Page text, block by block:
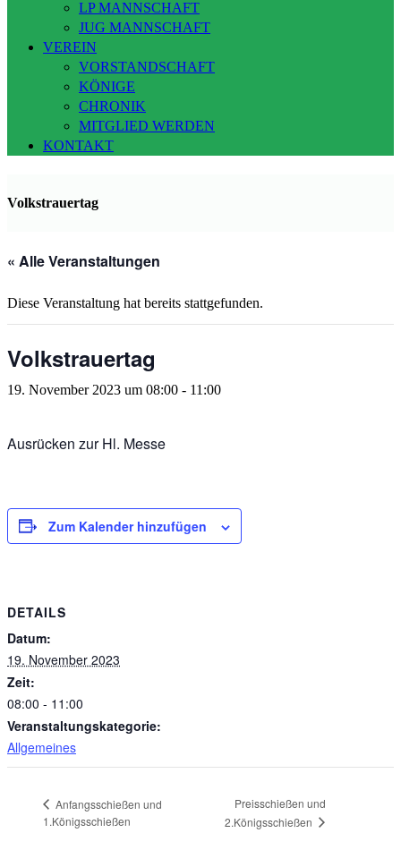
LP MANNSCHAFT
JUG MANNSCHAFT
VEREIN
VORSTANDSCHAFT
KÖNIGE
CHRONIK
MITGLIED WERDEN
KONTAKT
Volkstrauertag
« Alle Veranstaltungen
Diese Veranstaltung hat bereits stattgefunden.
Volkstrauertag
19. November 2023 um 08:00 - 11:00
Ausrücken zur Hl. Messe
Zum Kalender hinzufügen
DETAILS
Datum:
19. November 2023
Zeit:
08:00 - 11:00
Veranstaltungskategorie:
Allgemeines
Anfangsschießen und
1.Königsschießen
Preisschießen und
2.Königsschießen